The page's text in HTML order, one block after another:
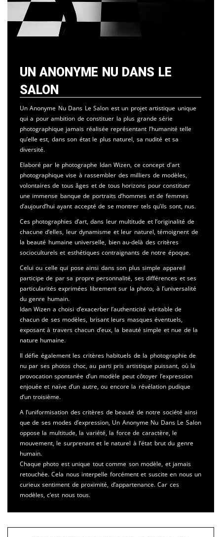
Un Anonyme Nu Dans Le
Salon
Un Anonyme Nu Dans Le Salon est un projet artistique unique
qui a pour ambition de constituer la plus grande série
photographique jamais réalisée représentant l’humanité telle
qu’elle est, dans son état le plus naturel, sa nudité et sa
diversité.
Elaboré par le photographe Idan Wizen, ce concept d'art
photographique vise à rassembler des milliers de modèles,
volontaires de tous âges et de tous horizons pour constituer
une immense banque de portraits d’hommes et de femmes
d’aujourd’hui ayant accepté de se montrer tels qu’ils sont, nus.
Ces photographies d’art, dans leur multitude et l’originalité de
chacune d’elles, leur dynamisme et leur naturel, témoignent de
la beauté humaine universelle, bien au-delà des critères
socioculturels et esthétiques contraignants de notre époque.
Celui ou celle qui pose ainsi dans son plus simple appareil
participe de par sa propre personnalité, ses différences et ses
particularités exprimées librement sur la photo, à l’universalité
du genre humain.
Idan Wizen a choisi d’exacerber l’authenticité véritable de
chacun de ses modèles, brisant leurs masques éventuels,
exposant à travers chacun d’eux, la beauté simple et nue de la
nature humaine.
Il défie également les critères habituels de la photographie de
nu par ses photos choc, au parti pris artistique puissant, où la
provocation spontanée d’un modèle peut côtoyer l’expression
enjouée et naïve d’un autre, ou encore la révélation pudique
d’un troisième.
A l’uniformisation des critères de beauté de notre société ainsi
que de ses modes d’expression, Un Anonyme Nu Dans Le Salon
oppose la multitude, la variété, la force de caractère, le
mouvement, le surprenant et le naturel à l’état brut du genre
humain.
Chaque photo est unique tout comme son modèle, et jamais
retouchée. Cela nous interpelle forcément et suscite en nous un
curieux sentiment de proximité, d’appartenance. Car ces
modèles, c’est nous tous.